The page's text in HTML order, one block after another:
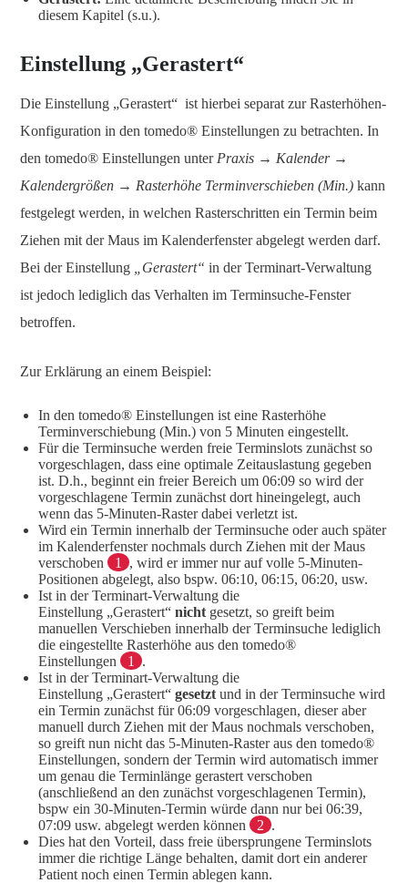
diesem Kapitel (s.u.).
Einstellung „Gerastert“
Die Einstellung „Gerastert“ ist hierbei separat zur Rasterhöhen-
Konfiguration in den tomedo® Einstellungen zu betrachten. In
den tomedo® Einstellungen unter Praxis → Kalender →
Kalendergrößen → Rasterhöhe Terminverschieben (Min.) kann
festgelegt werden, in welchen Rasterschritten ein Termin beim
Ziehen mit der Maus im Kalenderfenster abgelegt werden darf.
Bei der Einstellung
„Gerastert“ in der Terminart-Verwaltung
ist jedoch lediglich das Verhalten im Terminsuche-Fenster
betroffen.
Zur Erklärung an einem Beispiel:
In den tomedo® Einstellungen ist eine Rasterhöhe
Terminverschiebung (Min.) von 5 Minuten eingestellt.
Für die Terminsuche werden freie Terminslots zunächst so
vorgeschlagen, dass eine optimale Zeitauslastung gegeben
ist. D.h., beginnt ein freier Bereich um 06:09 so wird der
vorgeschlagene Termin zunächst dort hineingelegt, auch
wenn das 5-Minuten-Raster dabei verletzt ist.
Wird ein Termin innerhalb der Terminsuche oder auch später
im Kalenderfenster nochmals durch Ziehen mit der Maus
verschoben
1
, wird er immer nur auf volle 5-Minuten-
Positionen abgelegt, also bspw. 06:10, 06:15, 06:20, usw.
Ist in der Terminart-Verwaltung die
Einstellung „Gerastert“ nicht gesetzt, so greift beim
manuellen Verschieben innerhalb der Terminsuche lediglich
die eingestellte Rasterhöhe aus den tomedo®
Einstellungen
1
.
Ist in der Terminart-Verwaltung die
Einstellung „Gerastert“ gesetzt und in der Terminsuche wird
ein Termin zunächst für 06:09 vorgeschlagen, dieser aber
manuell durch Ziehen mit der Maus nochmals verschoben,
so greift nun nicht das 5-Minuten-Raster aus den tomedo®
Einstellungen, sondern der Termin wird automatisch immer
um genau die Terminlänge gerastert verschoben
(anschließend an den zunächst vorgeschlagenen Termin),
bspw ein 30-Minuten-Termin würde dann nur bei 06:39,
07:09 usw. abgelegt werden können
2 .
Dies hat den Vorteil, dass freie übersprungene Terminslots
immer die richtige Länge behalten, damit dort ein anderer
Patient noch einen Termin ablegen kann.